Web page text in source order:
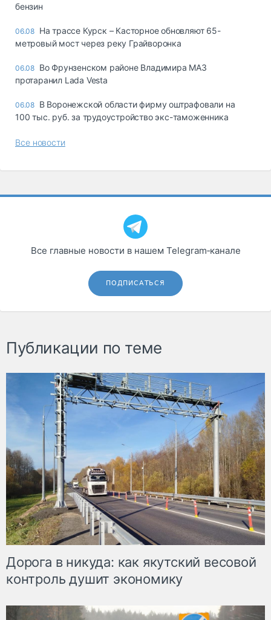
бензин
06.08 На трассе Курск – Касторное обновляют 65-
метровый мост через реку Грайворонка
06.08 Во Фрунзенском районе Владимира МАЗ
протаранил Lada Vesta
06.08 В Воронежской области фирму оштрафовали на
100 тыс. руб. за трудоустройство экс-таможенника
Все новости
Все главные новости в нашем Telegram‑канале
ПОДПИСАТЬСЯ
Публикации по теме
Дорога в никуда: как якутский весовой
контроль душит экономику